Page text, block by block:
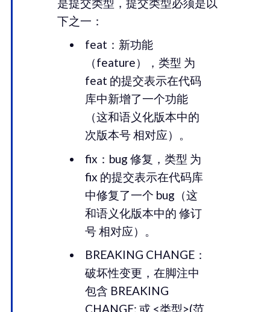
下之一：
feat：新功能
（feature），类型 为
feat 的提交表示在代码
库中新增了一个功能
（这和语义化版本中的
次版本号 相对应）。
fix：bug 修复，类型 为
fix 的提交表示在代码库
中修复了一个 bug（这
和语义化版本中的 修订
号 相对应）。
BREAKING CHANGE：
破坏性变更，在脚注中
包含 BREAKING
CHANGE: 或 <类型>(范